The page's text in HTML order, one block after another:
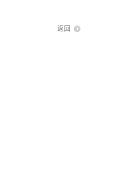
返回